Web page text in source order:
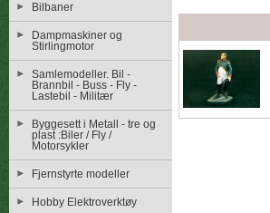
Bilbaner
Dampmaskiner og
Stirlingmotor
Samlemodeller. Bil -
Brannbil - Buss - Fly -
Lastebil - Militær
Byggesett i Metall - tre og
plast :Biler / Fly /
Motorsykler
Fjernstyrte modeller
Hobby Elektroverktøy